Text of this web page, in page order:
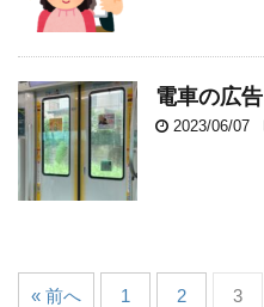
電車の広告
2023/06/07
« 前へ 1 2 3